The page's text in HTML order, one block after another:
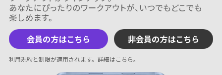
会員の方はこちら 非会員の方はこちら
利用規約と制限が適用されます。 詳細はこちら。